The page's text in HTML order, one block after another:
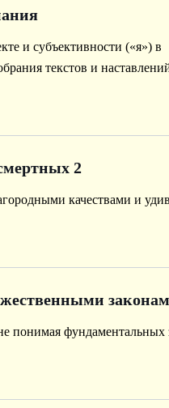
и субъективности («я») в
текстов и
2
качествами и
понимая фундаментальных